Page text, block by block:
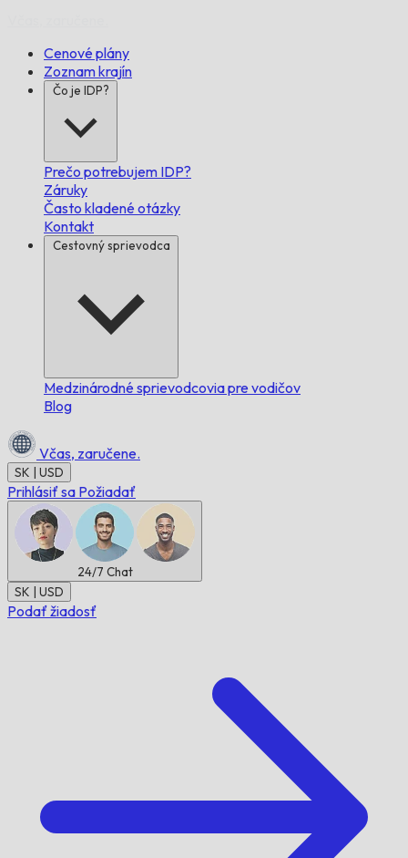
Cenové plány
Zoznam krajín
Čo je IDP?
Prečo potrebujem IDP?
Záruky
Často kladené otázky
Kontakt
Cestovný sprievodca
Medzinárodné sprievodcovia pre vodičov
Blog
Včas, zaručene.
SK | USD
Prihlásiť sa Požiadať
24/7 Chat
SK | USD
Podať žiadosť